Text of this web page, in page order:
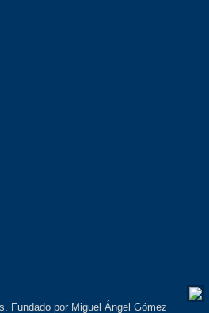
Fundado por Miguel Ángel Gómez